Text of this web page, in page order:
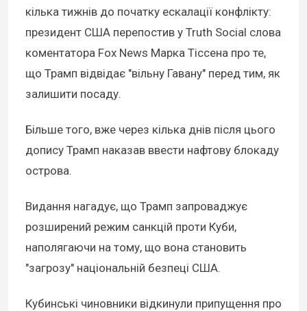
кілька тижнів до початку ескалації конфлікту:
президент США перепостив у Truth Social слова
коментатора Fox News Марка Тіссена про те,
що Трамп відвідає "вільну Гавану" перед тим, як
залишити посаду.
Більше того, вже через кілька днів після цього
допису Трамп наказав ввести нафтову блокаду
острова.
Видання нагадує, що Трамп запроваджує
розширений режим санкцій проти Куби,
наполягаючи на тому, що вона становить
"загрозу" національній безпеці США.
Кубинські чиновники відкинули припущення про